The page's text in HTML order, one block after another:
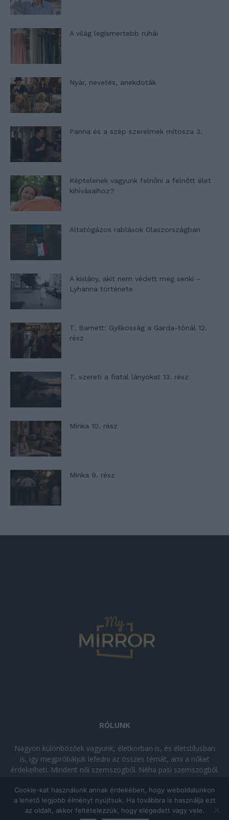
A világ legismertebb ruhái
Nyár, nevetés, anekdoták
Panna és a szép szerelmek mítosza 3.
Képtelenek vagyunk felnőni a felnőtt élet
kihívásaihoz?
Altatógázos rablások Olaszországban
A kislány, akit nem védett meg senki –
Lyhanna története
T. Barnett: Gyilkosság a Garda-tónál 12.
rész
T. szereti a fiatal lányokat 13. rész
Minka 10. rész
Minka 9. rész
RÓLUNK
Nagyon különbözőek vagyunk, életkorban is, és életstílusban
is, így megpróbáljuk lefedni az összes témát, ami a nőket
érdekelheti. Mindent női szemszögből. Néha pasi szemszögből.
kikapcsolódásra vágysz!
Cookie-kat használunk annak érdekében, hogy weboldalunkon
a lehető legjobb élményt nyújtsuk. Ha továbbra is használja ezt
az oldalt, akkor feltételezzük, hogy elégedett vagy vele.